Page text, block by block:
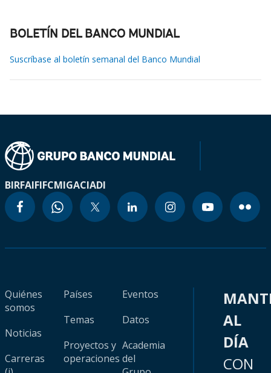
BOLETÍN DEL BANCO MUNDIAL
Suscríbase al boletín semanal del Banco Mundial
BIRFAIFIFCMIGACIADI
Quiénes
somos
Noticias
Carreras
Países
Temas
Proyectos y
operaciones
Eventos
Datos
Academia
del
AL
DÍA
CON